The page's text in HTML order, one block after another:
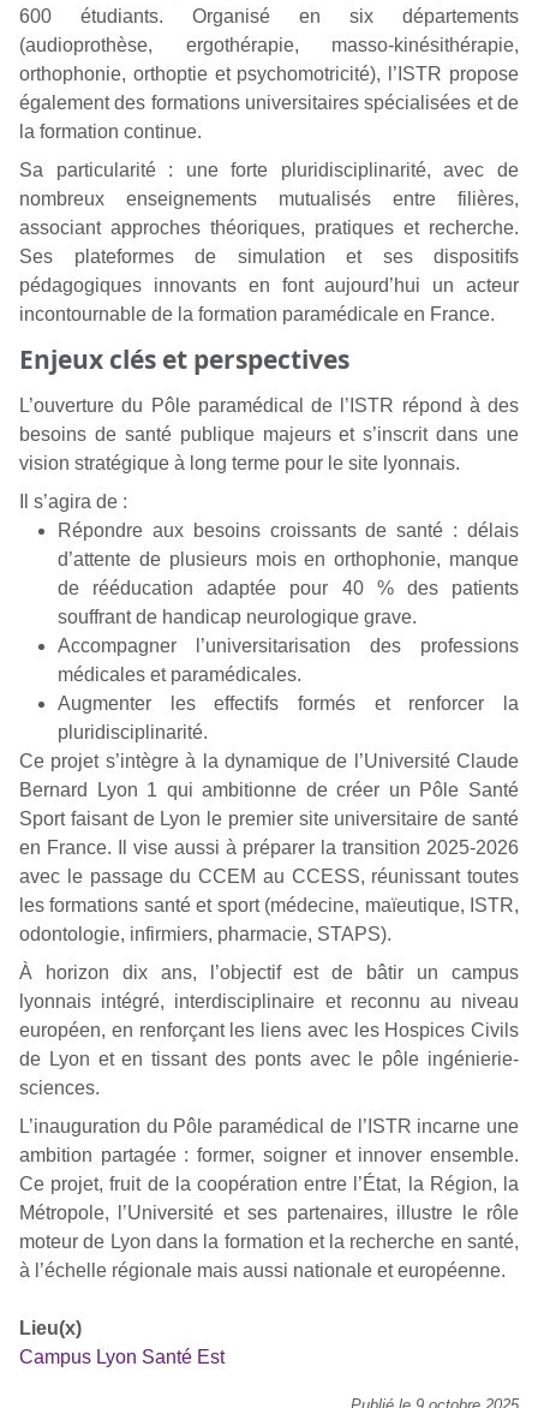
600 étudiants. Organisé en six départements
(audioprothèse, ergothérapie, masso-kinésithérapie,
orthophonie, orthoptie et psychomotricité), l’ISTR propose
également des formations universitaires spécialisées et de
la formation continue.
Sa particularité : une forte pluridisciplinarité, avec de
nombreux enseignements mutualisés entre filières,
associant approches théoriques, pratiques et recherche.
Ses plateformes de simulation et ses dispositifs
pédagogiques innovants en font aujourd’hui un acteur
incontournable de la formation paramédicale en France.
Enjeux clés et perspectives
L’ouverture du Pôle paramédical de l’ISTR répond à des
besoins de santé publique majeurs et s’inscrit dans une
vision stratégique à long terme pour le site lyonnais.
Il s’agira de :
Répondre aux besoins croissants de santé : délais
d’attente de plusieurs mois en orthophonie, manque
de rééducation adaptée pour 40 % des patients
souffrant de handicap neurologique grave.
Accompagner l’universitarisation des professions
médicales et paramédicales.
Augmenter les effectifs formés et renforcer la
pluridisciplinarité.
Ce projet s’intègre à la dynamique de l’Université Claude
Bernard Lyon 1 qui ambitionne de créer un Pôle Santé
Sport faisant de Lyon le premier site universitaire de santé
en France. Il vise aussi à préparer la transition 2025-2026
avec le passage du CCEM au CCESS, réunissant toutes
les formations santé et sport (médecine, maïeutique, ISTR,
odontologie, infirmiers, pharmacie, STAPS).
À horizon dix ans, l’objectif est de bâtir un campus
lyonnais intégré, interdisciplinaire et reconnu au niveau
européen, en renforçant les liens avec les Hospices Civils
de Lyon et en tissant des ponts avec le pôle ingénierie-
sciences.
L’inauguration du Pôle paramédical de l’ISTR incarne une
ambition partagée : former, soigner et innover ensemble.
Ce projet, fruit de la coopération entre l’État, la Région, la
Métropole, l’Université et ses partenaires, illustre le rôle
moteur de Lyon dans la formation et la recherche en santé,
à l’échelle régionale mais aussi nationale et européenne.
Lieu(x)
Campus Lyon Santé Est